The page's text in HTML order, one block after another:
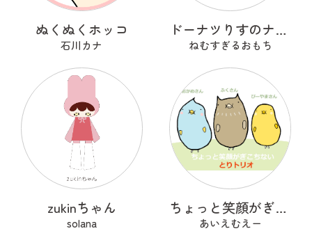
ぬくぬくホッコ
石川カナ
ドーナツりすのナッツー
ねむすぎるおもち
zukinちゃん
solana
ちょっと笑顔がぎこちない とりトリオ
あいえむえー